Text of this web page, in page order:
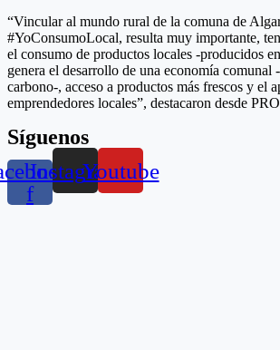
“Vincular al mundo rural de la comuna de
#YoConsumoLocal, resulta muy importante,
el consumo de productos locales -producidos
genera el desarrollo de una economía comunal
carbono-, acceso a productos más frescos y el
emprendedores locales”, destacaron desde
Síguenos
f
InstagramYoutube